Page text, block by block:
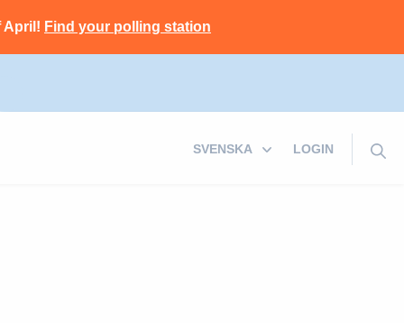
April! Find your polling station
LOGIN